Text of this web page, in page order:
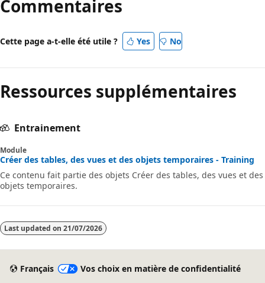
Commentaires
Cette page a-t-elle été utile ? Yes No
Ressources supplémentaires
Entrainement
Module
Créer des tables, des vues et des objets temporaires - Training
Ce contenu fait partie des objets Créer des tables, des vues et des
objets temporaires.
Last updated on 21/07/2026
Français
Vos choix en matière de confidentialité